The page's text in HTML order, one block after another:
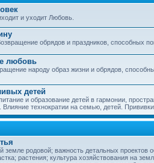
и уходит Любовь.
обрядов и праздников, способных
любовь
народу образ жизни и обрядов,
детей
и образование детей в гармонии,
технократии на семью, детей. Прививки.
земле родовой; важность детальных проектов
растения; культура хозяйствования на